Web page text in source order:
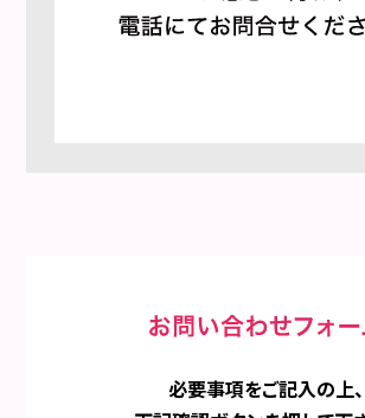
必要事項をご記入の上、